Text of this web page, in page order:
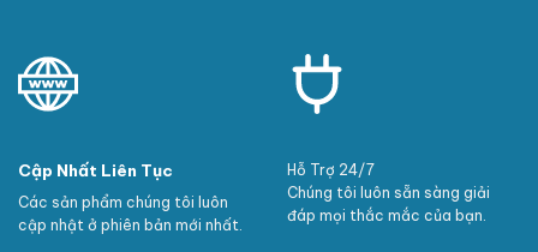
Cập Nhất Liên Tục
Các sản phẩm chúng tôi luôn
cập nhật ở phiên bản mới nhất.
Hỗ Trợ 24/7
Chúng tôi luôn sẵn sàng giải
đáp mọi thắc mắc của bạn.